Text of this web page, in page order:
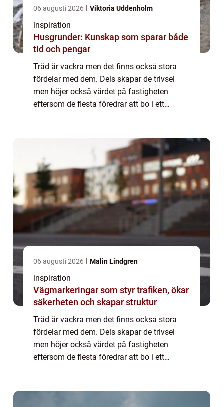
06 augusti 2026 Viktoria Uddenholm
inspiration
Husgrunder: Kunskap som sparar både
tid och pengar
Träd är vackra men det finns också stora
fördelar med dem. Dels skapar de trivsel
men höjer också värdet på fastigheten
eftersom de flesta föredrar att bo i ett
06 augusti 2026 Malin Lindgren
inspiration
Vägmarkeringar som styr trafiken, ökar
säkerheten och skapar struktur
Träd är vackra men det finns också stora
fördelar med dem. Dels skapar de trivsel
men höjer också värdet på fastigheten
eftersom de flesta föredrar att bo i ett